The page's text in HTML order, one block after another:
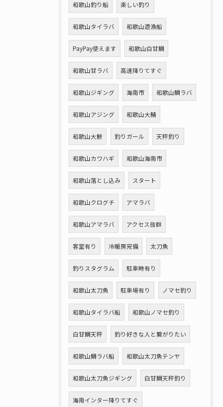
和歌山釣り船 楽しい釣り
和歌山タイラバ 和歌山遊漁船
PayPay使えます 和歌山白甘鯛
和歌山甘ラバ 高速降りてすぐ
和歌山ジギング 海南市 和歌山鯛ラバ
和歌山アジング 和歌山大鯖
和歌山大鯵 釣りガール 天秤釣り
和歌山カワハギ 和歌山海南市
和歌山落とし込み スタート
和歌山クログチ アマラバ
和歌山アマラバ アクセス抜群
客室有り 冷暖房完備 太刀魚
釣りスタグラム 駐車時有り
和歌山太刀魚 駐車場有り ノマセ釣り
和歌山タイラバ船 和歌山ノマセ釣り
白甘鯛天秤 釣り好きな人と繋がりたい
和歌山鯛ラバ船 和歌山太刀魚テンヤ
和歌山太刀魚ジギング 白甘鯛天秤釣り
海南インター降りてすぐ